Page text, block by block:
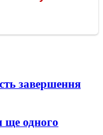
завершення
ще одного